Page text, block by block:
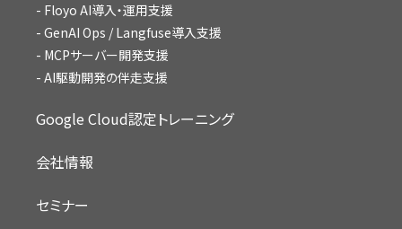
Floyo AI導入・運用支援
GenAI Ops / Langfuse導入支援
MCPサーバー開発支援
AI駆動開発の伴走支援
Google Cloud認定トレーニング
会社情報
セミナー